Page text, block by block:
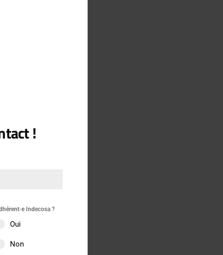
!
Indecosa ?
Oui
Non